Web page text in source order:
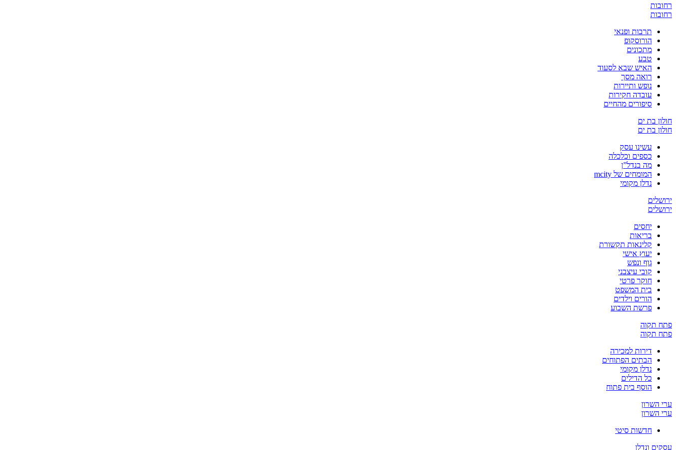
רחובות
רחובות
תרבות ופנאי
הורוסקופ
מתכונים
טבע
האיש שבא לסעוד
רואה מסך
נופש ותיירות
עובדה חקירות
סיפורים מהחיים
חולון בת ים
חולון בת ים
עשינו עסק
כספים וכלכלה
מה בנדל”ן
המומחים של mcity
נדלן מקומי
ירושלים
ירושלים
יחסים
בריאות
קלינאות תקשורת
יעוץ אישי
גוף ונפש
קובי עיצבני
חוקר פרטי
בית המשפט
הורים וילדים
פרשת השבוע
פתח תקוה
פתח תקוה
דירות למכירה
הבתים הפתוחים
נדלן מקומי
כל הדילים
הוסף בית פתוח
ערי השרון
ערי השרון
חדשות סיטי
עסקים ונדלן